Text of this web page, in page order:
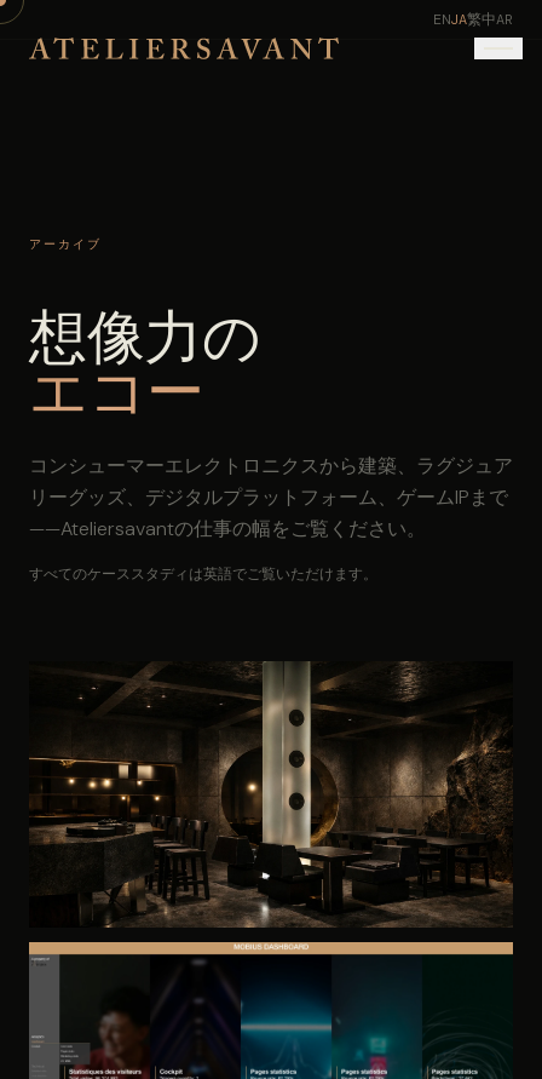
ENJA繁中AR
アーカイブ
想像力の
エコー
コンシューマーエレクトロニクスから建築、ラグジュア
リーグッズ、デジタルプラットフォーム、ゲームIPまで
——Ateliersavantの仕事の幅をご覧ください。
すべてのケーススタディは英語でご覧いただけます。
F&B · BRAND STRATEGY · SPATIAL DESIGN